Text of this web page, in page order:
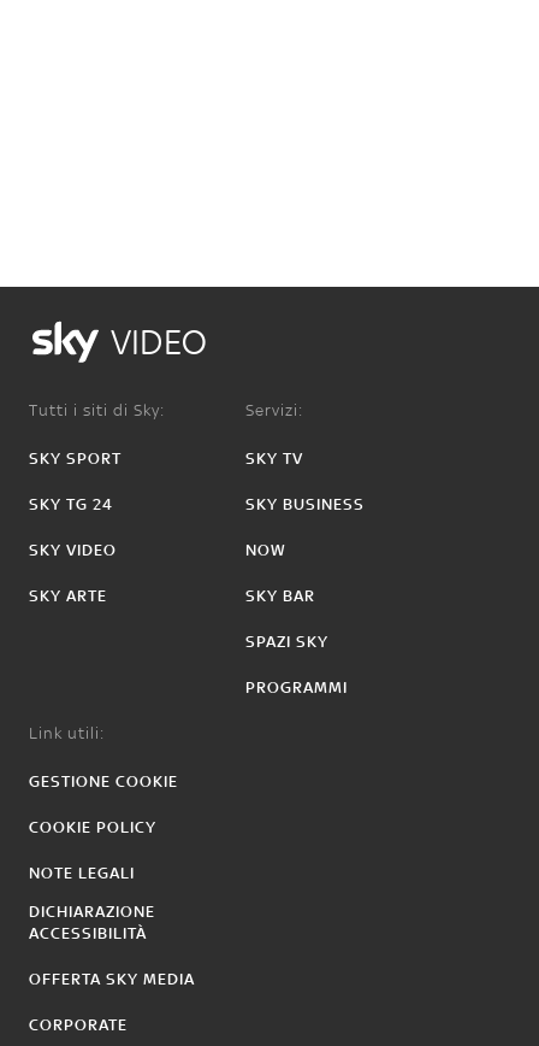
VIDEO
Tutti i siti di Sky:
SKY SPORT
SKY TG 24
SKY VIDEO
SKY ARTE
Servizi:
SKY TV
SKY BUSINESS
NOW
SKY BAR
SPAZI SKY
PROGRAMMI
Link utili:
GESTIONE COOKIE
COOKIE POLICY
NOTE LEGALI
DICHIARAZIONE
ACCESSIBILITÀ
OFFERTA SKY MEDIA
CORPORATE